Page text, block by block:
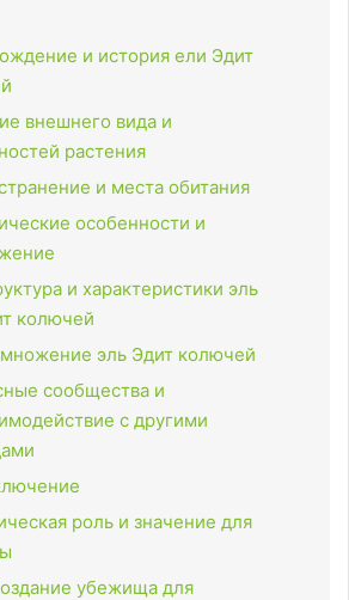
и история ели Эдит
внешнего вида и
растения
и места обитания
особенности и
и характеристики эль
колючей
эль Эдит колючей
сообщества и
с другими
роль и значение для
убежища для